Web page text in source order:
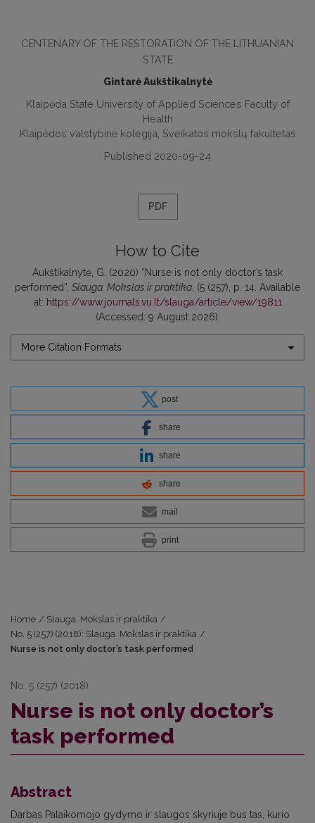
CENTENARY OF THE RESTORATION OF THE LITHUANIAN
STATE
Gintarė Aukštikalnytė
Klaipėda State University of Applied Sciences Faculty of
Health
Klaipėdos valstybinė kolegija, Sveikatos mokslų fakultetas
Published 2020-09-24
PDF
How to Cite
Aukštikalnytė, G. (2020) “Nurse is not only doctor’s task
performed”, Slauga. Mokslas ir praktika, (5 (257), p. 14. Available
at: https://www.journals.vu.lt/slauga/article/view/19811
(Accessed: 9 August 2026).
More Citation Formats
post
share
share
share
mail
print
Home / Slauga. Mokslas ir praktika /
No. 5 (257) (2018): Slauga. Mokslas ir praktika /
Nurse is not only doctor’s task performed
No. 5 (257) (2018)
Nurse is not only doctor’s
task performed
Abstract
Darbas Palaikomojo gydymo ir slaugos skyriuje bus tas, kurio